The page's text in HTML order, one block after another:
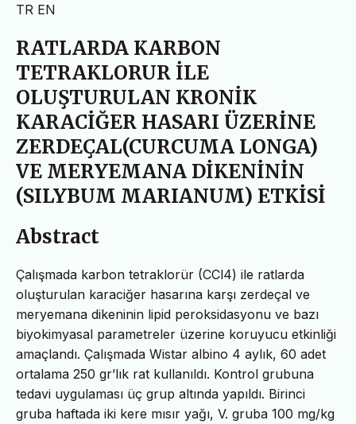
TR EN
RATLARDA KARBON
TETRAKLORUR İLE
OLUŞTURULAN KRONİK
KARACİĞER HASARI ÜZERİNE
ZERDEÇAL(CURCUMA LONGA)
VE MERYEMANA DİKENİNİN
(SILYBUM MARIANUM) ETKİSİ
Abstract
Çalışmada karbon tetraklorür (CCl4) ile ratlarda
oluşturulan karaciğer hasarına karşı zerdeçal ve
meryemana dikeninin lipid peroksidasyonu ve bazı
biyokimyasal parametreler üzerine koruyucu etkinliği
amaçlandı. Çalışmada Wistar albino 4 aylık, 60 adet
ortalama 250 gr’lık rat kullanıldı. Kontrol grubuna
tedavi uygulaması üç grup altında yapıldı. Birinci
gruba haftada iki kere mısır yağı, V. gruba 100 mg/kg